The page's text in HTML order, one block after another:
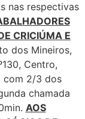
nas respectivas
CRICIÚMA E
dos Mineiros,
Centro,
com 2/3 dos
chamada
AOS